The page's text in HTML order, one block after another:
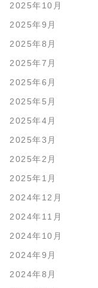
2025年10月
2025年9月
2025年8月
2025年7月
2025年6月
2025年5月
2025年4月
2025年3月
2025年2月
2025年1月
2024年12月
2024年11月
2024年10月
2024年9月
2024年8月